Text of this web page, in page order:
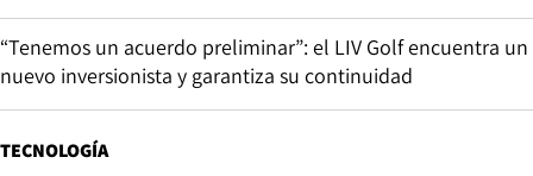
“Tenemos un acuerdo preliminar”: el LIV Golf encuentra un
nuevo inversionista y garantiza su continuidad
TECNOLOGÍA